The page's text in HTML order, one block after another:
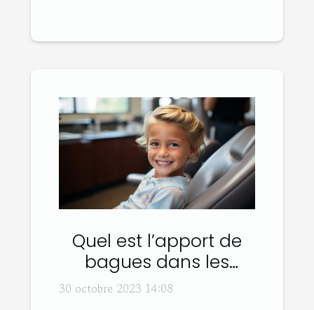
Quel est l’apport de
bagues dans les
traitements dentaires
30 octobre 2023 14:08